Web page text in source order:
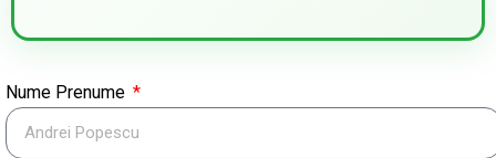
Nume Prenume